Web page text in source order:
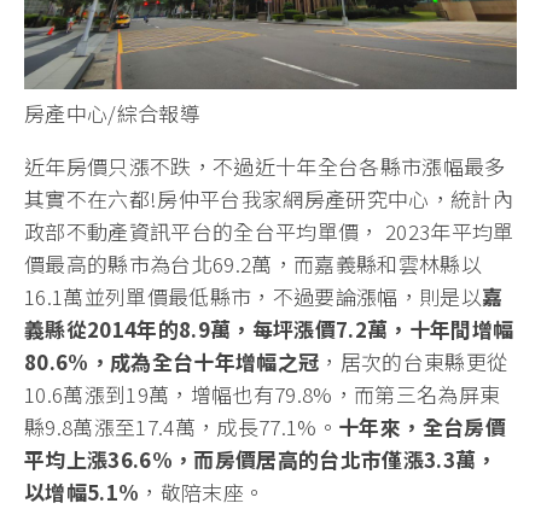
房產中心/綜合報導
近年房價只漲不跌，不過近十年全台各縣市漲幅最多
其實不在六都!房仲平台我家網房產研究中心，統計內
政部不動產資訊平台的全台平均單價， 2023年平均單
價最高的縣市為台北69.2萬，而嘉義縣和雲林縣以
16.1萬並列單價最低縣市，不過要論漲幅，則是以嘉
義縣從2014年的8.9萬，每坪漲價7.2萬，十年間增幅
80.6%，成為全台十年增幅之冠 ，居次的台東縣更從
10.6萬漲到19萬，增幅也有79.8%，而第三名為屏東
縣9.8萬漲至17.4萬，成長77.1%。 十年來，全台房價
平均上漲36.6%，而房價居高的台北市僅漲3.3萬，
以增幅5.1% ，敬陪末座。